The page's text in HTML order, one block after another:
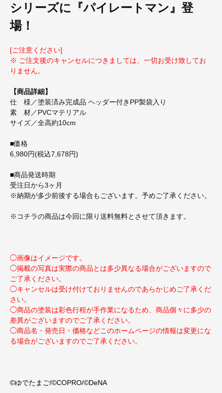
シリーズに『パイレートマン』登
場！
[ご注意ください]
※ ご注文後のキャンセルにつきましては、一切お受け致してお
りません。
【商品詳細】
仕 様／塗装済み完成品 ヘッダー付きPP製袋入り
素 材／PVCマテリアル
サイズ／全高約10cm
■価格
6,980円(税込7,678円)
■商品発送時期
受注日から3ヶ月
※納期が多少前後する場合もございます。予めご了承ください。
※コチラの商品は今回に限り送料無料とさせて頂きます。
◯画像はイメージです。
◯掲載の写真は実際の商品とは多少異なる場合がございますので
ご了承ください。
◯キャンセルは受け付けておりませんのであらかじめご了承くだ
さい。
◯商品の塗装は彩色行程が手作業になるため、商品個々に多少の
差異がございますのでご了承ください。
◯商品名・発売日・価格などこのホームページの情報は変更にな
る場合がございますのでご了承ください。
©ゆでたまご/©COPRO/©DeNA